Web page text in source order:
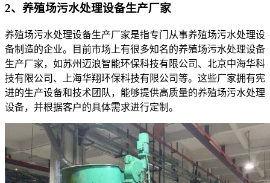
2、养殖场污水处理设备生产厂家
养殖场污水处理设备生产厂家是指专门从事养殖场污水处理设
备制造的企业。目前市场上有很多知名的养殖场污水处理设备
生产厂家，如苏州迈浪智能环保科技有限公司、北京中海华科
技有限公司、上海华翔环保科技有限公司等。这些厂家拥有宪
进的生产设备和技术团队，能够提供高质量的养殖场污水处理
设备，并根据客户的具体需求进行定制。